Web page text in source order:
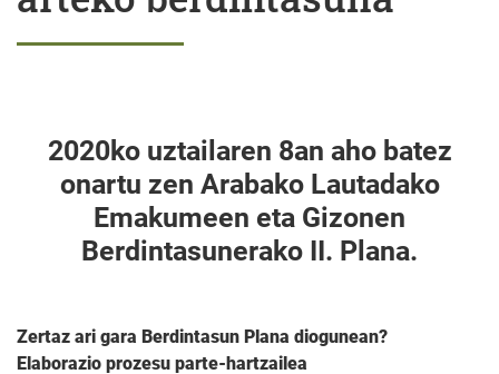
2020ko uztailaren 8an aho batez
onartu zen Arabako Lautadako
Emakumeen eta Gizonen
Berdintasunerako II. Plana.
Zertaz ari gara Berdintasun Plana diogunean?
Elaborazio prozesu parte-hartzailea